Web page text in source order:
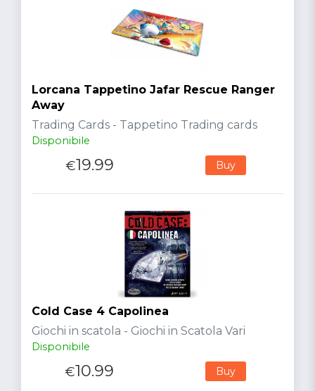
Lorcana Tappetino Jafar Rescue Ranger
Away
Trading Cards - Tappetino Trading cards
Disponibile
€19.99 Buy
Cold Case 4 Capolinea
Giochi in scatola - Giochi in Scatola Vari
Disponibile
€10.99 Buy